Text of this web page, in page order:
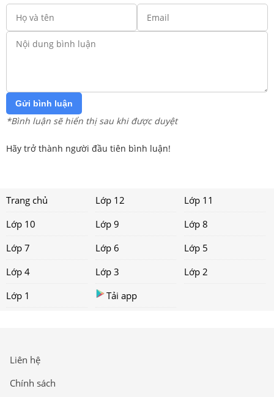
Gửi bình luận
*Bình luận sẽ hiển thị sau khi được duyệt
Hãy trở thành người đầu tiên bình luận!
Trang chủ Lớp 12
Lớp 11
Lớp 10
Lớp 9
Lớp 8
Lớp 7
Lớp 6
Lớp 5
Lớp 4
Lớp 3
Lớp 2
Lớp 1
Tải app
Liên hệ
Chính sách